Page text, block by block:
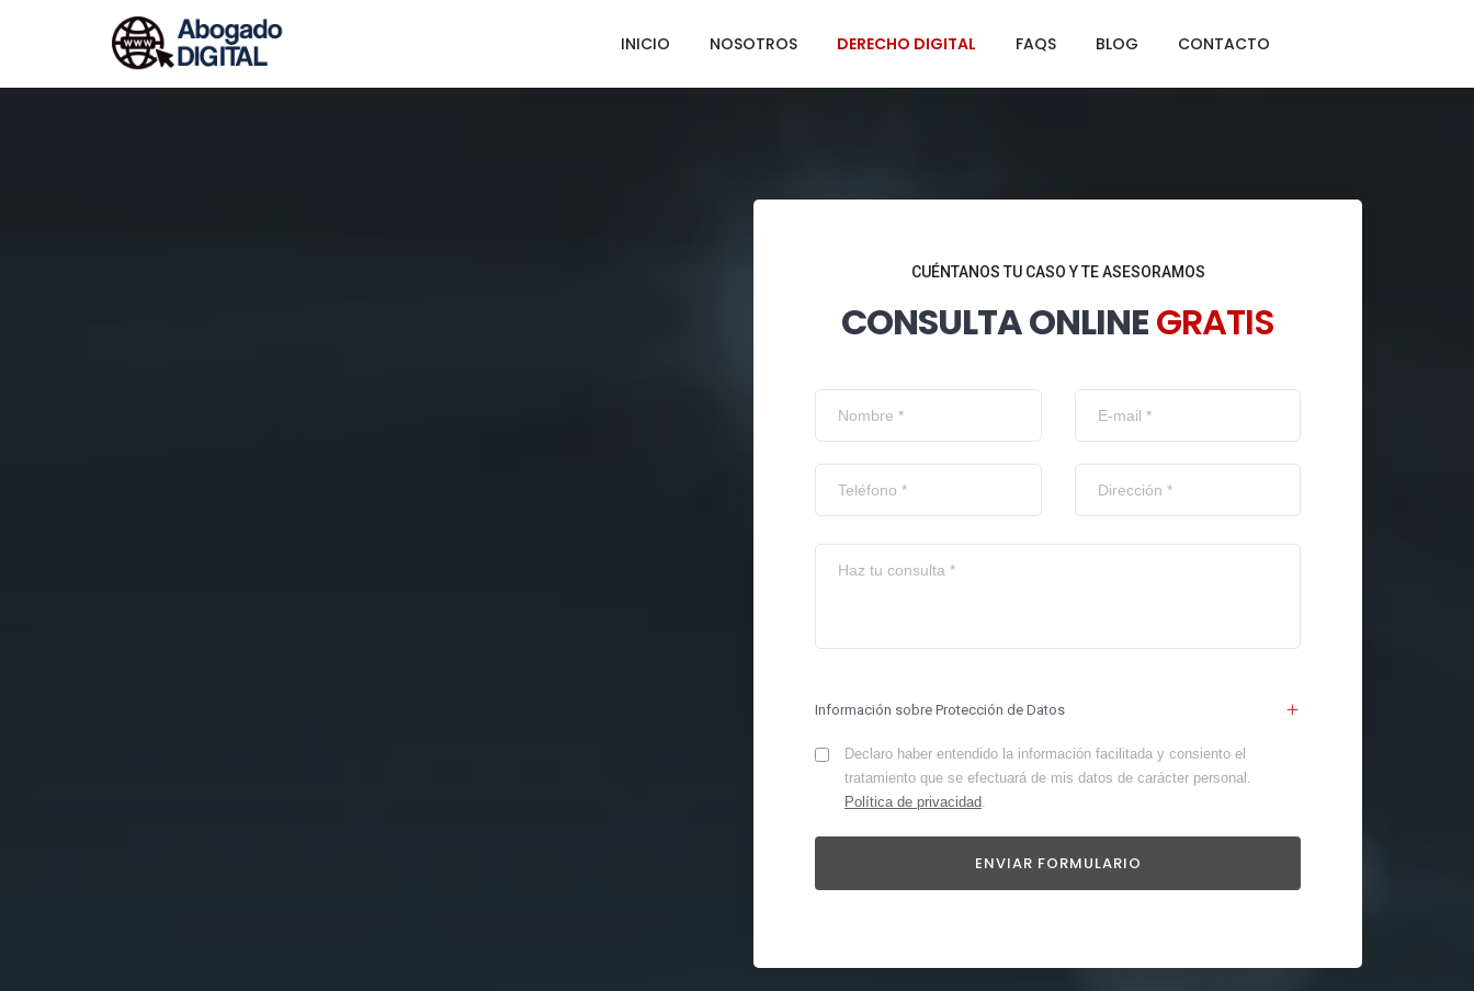
INICIO NOSOTROS DERECHO DIGITAL FAQS BLOG CONTACTO
CUÉNTANOS TU CASO Y TE ASESORAMOS
CONSULTA ONLINEGRATIS
Información sobre Protección de Datos
Declaro haber entendido la información facilitada y consiento el
tratamiento que se efectuará de mis datos de carácter personal.
Política de privacidad.